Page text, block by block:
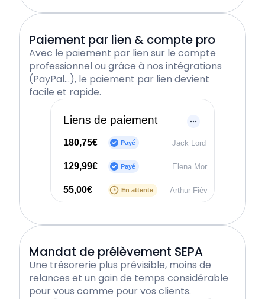
Paiement par lien & compte pro
Avec le paiement par lien sur le compte
professionnel ou grâce à nos intégrations
(PayPal…), le paiement par lien devient
facile et rapide.
Liens de paiement
180,75€ Payé Jack Lord
129,99€ Payé Elena Mor
55,00€ En attente Arthur Fièv
Mandat de prélèvement SEPA
Une trésorerie plus prévisible, moins de
relances et un gain de temps considérable
pour vous comme pour vos clients.